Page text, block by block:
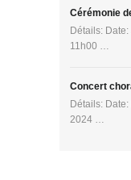
Cérémonie
Détails:
11h00 …
Concert
Détails:
2024 …